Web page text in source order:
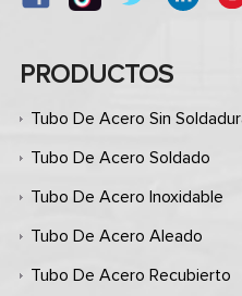
PRODUCTOS
Tubo De Acero Sin
Tubo De Acero Soldado
Tubo De Acero Inoxidable
Tubo De Acero Aleado
Tubo De Acero Recubierto